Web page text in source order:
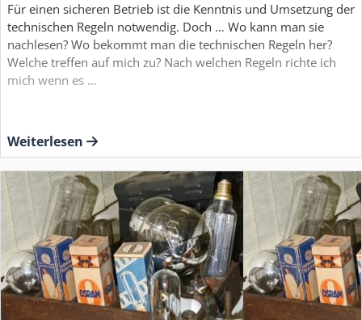
Für einen sicheren Betrieb ist die Kenntnis und Umsetzung der
technischen Regeln notwendig. Doch … Wo kann man sie
nachlesen? Wo bekommt man die technischen Regeln her?
Welche treffen auf mich zu? Nach welchen Regeln richte ich
mich wenn es …
Weiterlesen